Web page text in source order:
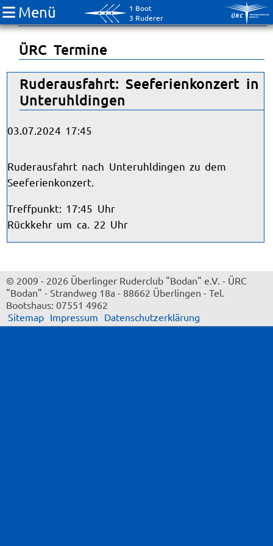
1 Boot
3 Ruderer
Menü
Breitensport
ÜRC Termine
Ruderausfahrt: Seeferienkonzert in
Unteruhldingen
03.07.2024 17:45
Ruderausfahrt nach Unteruhldingen zu dem
Seeferienkonzert.
Treffpunkt: 17:45 Uhr
Rückkehr um ca. 22 Uhr
© 2009 - 2026 Überlinger Ruderclub "Bodan" e.V. - ÜRC
"Bodan" - Strandweg 18a - 88662 Überlingen - Tel.
Bootshaus: 07551 4962
Sitemap Impressum Datenschutzerklärung